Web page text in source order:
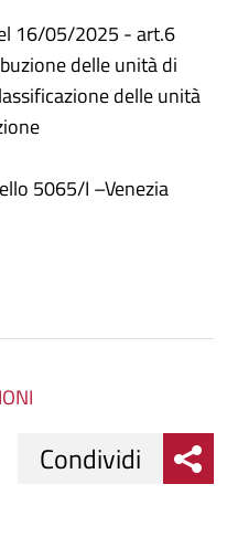
16/05/2025 - art.6
delle unità di
delle unità
5065/I –Venezia
Condividi